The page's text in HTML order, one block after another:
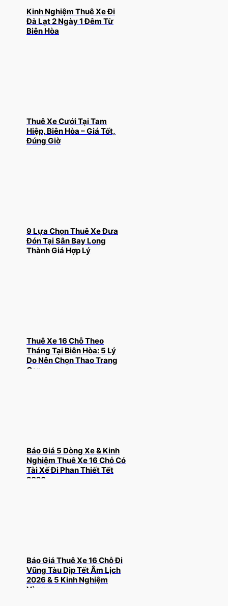
Kinh Nghiệm Thuê Xe Đi
Đà Lạt 2 Ngày 1 Đêm Từ
Biên Hòa
Thuê Xe Cưới Tại Tam
Hiệp, Biên Hòa – Giá Tốt,
Đúng Giờ
9 Lựa Chọn Thuê Xe Đưa
Đón Tại Sân Bay Long
Thành Giá Hợp Lý
Thuê Xe 16 Chỗ Theo
Tháng Tại Biên Hòa: 5 Lý
Do Nên Chọn Thao Trang
Car
Báo Giá 5 Dòng Xe & Kinh
Nghiệm Thuê Xe 16 Chỗ Có
Tài Xế Đi Phan Thiết Tết
2026
Báo Giá Thuê Xe 16 Chỗ Đi
Vũng Tàu Dịp Tết Âm Lịch
2026 & 5 Kinh Nghiệm
Vàng